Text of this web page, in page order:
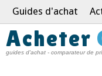
Guides d'achat
Acheter
guides d'achat - comparateur de